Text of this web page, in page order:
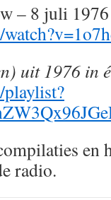
– 8 juli
uit 1976 in
en
radio.